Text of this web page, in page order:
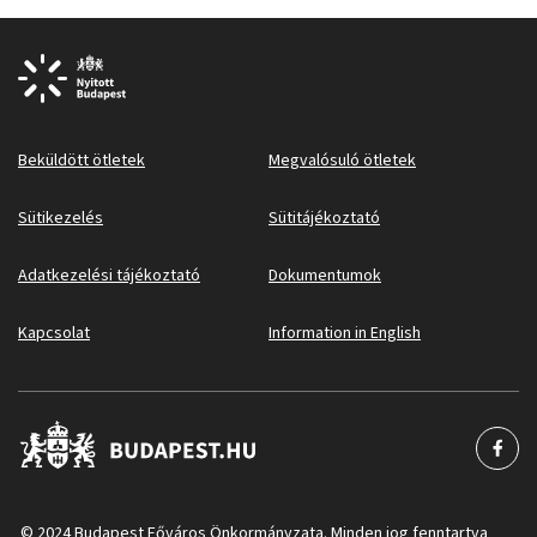
Beküldött ötletek Megvalósuló ötletek
Sütikezelés Sütitájékoztató
Adatkezelési tájékoztató Dokumentumok
Kapcsolat Information in English